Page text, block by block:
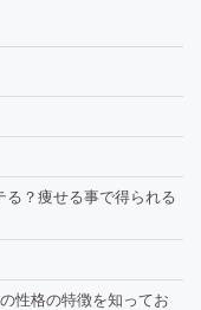
る？痩せる事で得られる
性格の特徴を知ってお